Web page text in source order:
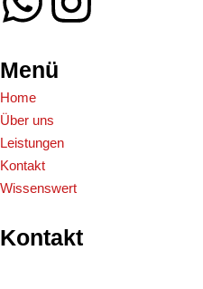
Menü
Home
Über uns
Leistungen
Kontakt
Wissenswert
Kontakt